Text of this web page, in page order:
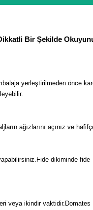
Bir Şekilde
yerleştirilmeden önce
ağızlarını açınız ve
dikiminde fide
veya ikindir vaktidir.Domates